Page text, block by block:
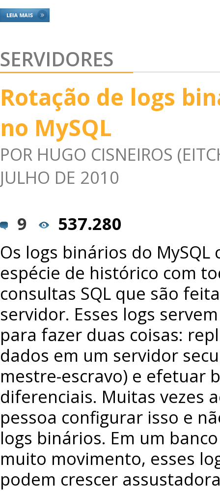
SERVIDORES
Rotação de logs
no MySQL
POR HUGO CISNEIROS
JULHO DE 2010
9
537.280
Os logs binários do
espécie de histórico com
consultas SQL que são
servidor. Esses logs
para fazer duas coisas:
dados em um servidor
mestre-escravo) e efetuar
diferenciais. Muitas vezes
pessoa configurar isso e
logs binários. Em um
muito movimento, esses
podem crescer